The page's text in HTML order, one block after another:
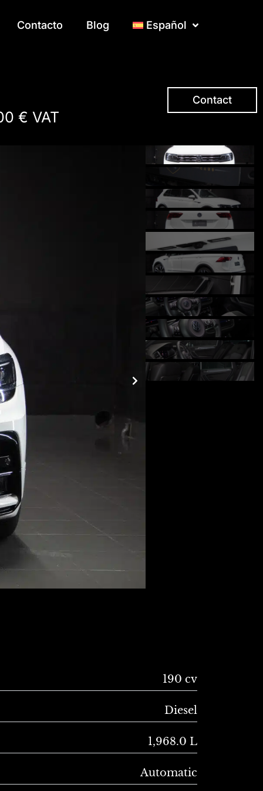
Contacto Blog Español
Contacto Blog Español
€ VAT
Contact
190 cv
Diesel
1,968.0 L
Automatic